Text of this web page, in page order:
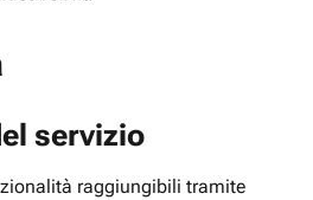
servizio
raggiungibili tramite